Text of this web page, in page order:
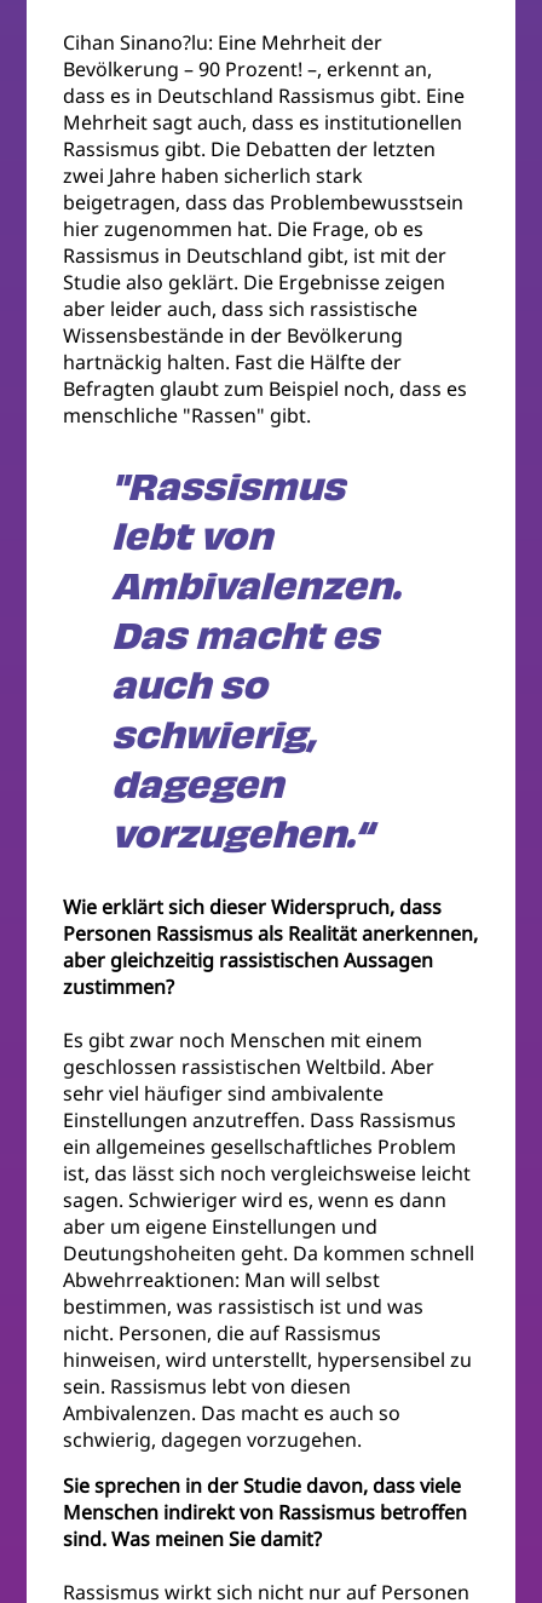
Cihan Sinano?lu: Eine Mehrheit der
Bevölkerung – 90 Prozent! –, erkennt an,
dass es in Deutschland Rassismus gibt. Eine
Mehrheit sagt auch, dass es institutionellen
Rassismus gibt. Die Debatten der letzten
zwei Jahre haben sicherlich stark
beigetragen, dass das Problembewusstsein
hier zugenommen hat. Die Frage, ob es
Rassismus in Deutschland gibt, ist mit der
Studie also geklärt. Die Ergebnisse zeigen
aber leider auch, dass sich rassistische
Wissensbestände in der Bevölkerung
hartnäckig halten. Fast die Hälfte der
Befragten glaubt zum Beispiel noch, dass es
menschliche "Rassen" gibt.
"Rassismus
lebt von
Ambivalenzen.
Das macht es
auch so
schwierig,
dagegen
vorzugehen.“
Wie erklärt sich dieser Widerspruch, dass
Personen Rassismus als Realität anerkennen,
aber gleichzeitig rassistischen Aussagen
zustimmen?
Es gibt zwar noch Menschen mit einem
geschlossen rassistischen Weltbild. Aber
sehr viel häufiger sind ambivalente
Einstellungen anzutreffen. Dass Rassismus
ein allgemeines gesellschaftliches Problem
ist, das lässt sich noch vergleichsweise leicht
sagen. Schwieriger wird es, wenn es dann
aber um eigene Einstellungen und
Deutungshoheiten geht. Da kommen schnell
Abwehrreaktionen: Man will selbst
bestimmen, was rassistisch ist und was
nicht. Personen, die auf Rassismus
hinweisen, wird unterstellt, hypersensibel zu
sein. Rassismus lebt von diesen
Ambivalenzen. Das macht es auch so
schwierig, dagegen vorzugehen.
Sie sprechen in der Studie davon, dass viele
Menschen indirekt von Rassismus betroffen
sind. Was meinen Sie damit?
Rassismus wirkt sich nicht nur auf Personen